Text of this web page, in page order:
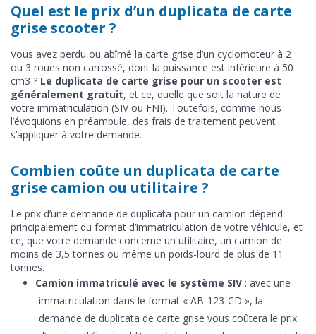
Quel est le prix d’un duplicata de carte
grise scooter ?
Vous avez perdu ou abîmé la carte grise d’un cyclomoteur à 2
ou 3 roues non carrossé, dont la puissance est inférieure à 50
cm3 ? Le duplicata de carte grise pour un scooter est
généralement gratuit, et ce, quelle que soit la nature de
votre immatriculation (SIV ou FNI). Toutefois, comme nous
l’évoquions en préambule, des frais de traitement peuvent
s’appliquer à votre demande.
Combien coûte un duplicata de carte
grise camion ou utilitaire ?
Le prix d’une demande de duplicata pour un camion dépend
principalement du format d’immatriculation de votre véhicule, et
ce, que votre demande concerne un utilitaire, un camion de
moins de 3,5 tonnes ou même un poids-lourd de plus de 11
tonnes.
Camion immatriculé avec le système SIV : avec une
immatriculation dans le format « AB-123-CD », la
demande de duplicata de carte grise vous coûtera le prix